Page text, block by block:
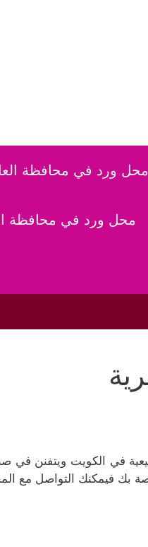
محل ورد في محافظة
محل ورد في محافظة
في الكويت ويتفنن في
بك فيمكنك التواصل مع